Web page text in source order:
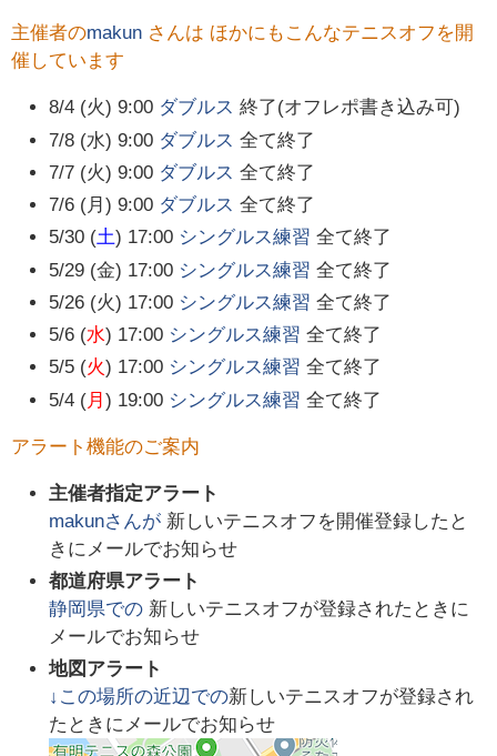
主催者のmakun さんは ほかにもこんなテニスオフを開
催しています
8/4 (火) 9:00 ダブルス 終了(オフレポ書き込み可)
7/8 (水) 9:00 ダブルス 全て終了
7/7 (火) 9:00 ダブルス 全て終了
7/6 (月) 9:00 ダブルス 全て終了
5/30 (土) 17:00 シングルス練習 全て終了
5/29 (金) 17:00 シングルス練習 全て終了
5/26 (火) 17:00 シングルス練習 全て終了
5/6 (水) 17:00 シングルス練習 全て終了
5/5 (火) 17:00 シングルス練習 全て終了
5/4 (月) 19:00 シングルス練習 全て終了
アラート機能のご案内
主催者指定アラート
makunさんが 新しいテニスオフを開催登録したと
きにメールでお知らせ
都道府県アラート
静岡県での 新しいテニスオフが登録されたときに
メールでお知らせ
地図アラート
↓この場所の近辺での新しいテニスオフが登録され
たときにメールでお知らせ